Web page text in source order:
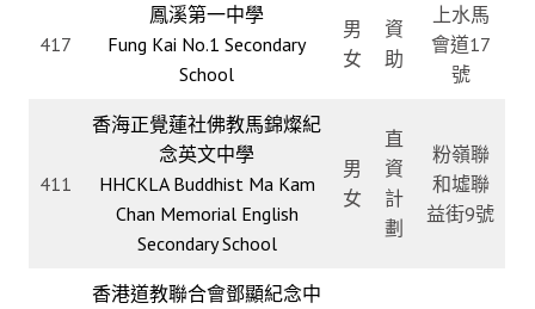
417
鳳溪第一中學
Fung Kai No.1 Secondary
School
男
女
資
助
上水馬
會道17
號
411
香海正覺蓮社佛教馬錦燦紀
念英文中學
HHCKLA Buddhist Ma Kam
Chan Memorial English
Secondary School
男
女
直
資
計
劃
粉嶺聯
和墟聯
益街9號
香港道教聯合會鄧顯紀念中